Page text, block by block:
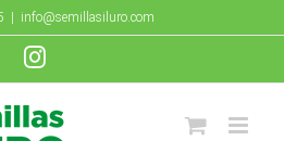
info@semillasiluro.com
Instagram